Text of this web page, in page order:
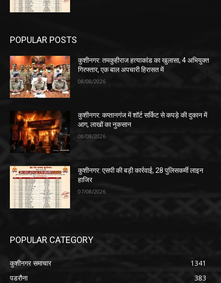
POPULAR POSTS
कुशीनगर: तमकुहीराज हत्याकांड का खुलासा, 4 अभियुक्त
गिरफ्तार, एक बाल अपचारी हिरासत में
08/08/2026
कुशीनगर: कप्तानगंज में शॉर्ट सर्किट से कपड़े की दुकान में
आग, लाखों का नुकसान
08/08/2026
कुशीनगर: एसपी की बड़ी कार्रवाई, 28 पुलिसकर्मी लाइन
हाजिर
07/08/2026
POPULAR CATEGORY
कुशीनगर समाचार
1341
पडरौना
383